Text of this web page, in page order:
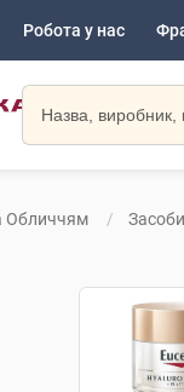
Робота у нас
Обличчям